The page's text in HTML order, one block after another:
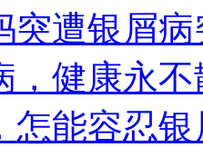
突遭银屑
，健康永不
怎能容忍